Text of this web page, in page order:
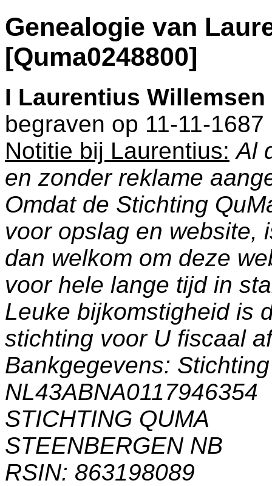
Genealogie van
[Quma0248800]
I Laurentius Willemsen
begraven op 11-11-
Notitie bij Laurentius: Al
en zonder reklame
Omdat de Stichting
voor opslag en website,
dan welkom om deze
voor hele lange tijd in
Leuke bijkomstigheid is
stichting voor U fiscaal
Bankgegevens:
NL43ABNA0117946354
STICHTING QUMA
STEENBERGEN NB
RSIN: 863198089